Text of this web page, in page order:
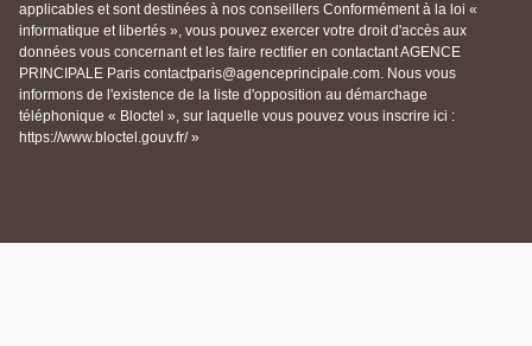
applicables et sont destinées à nos conseillers Conformément à la loi «
informatique et libertés », vous pouvez exercer votre droit d'accès aux
données vous concernant et les faire rectifier en contactant AGENCE
PRINCIPALE Paris contactparis@agenceprincipale.com. Nous vous
informons de l'existence de la liste d'opposition au démarchage
téléphonique « Bloctel », sur laquelle vous pouvez vous inscrire ici :
https://www.bloctel.gouv.fr/ »